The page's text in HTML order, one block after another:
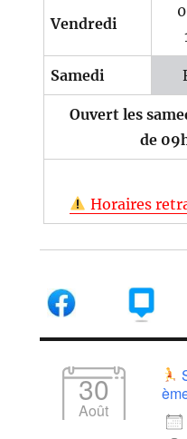
Vendredi
Samedi
Ouvert les
de
Horaires
30
Août